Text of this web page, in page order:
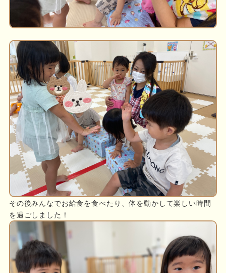
その後みんなでお給食を食べたり、体を動かして楽しい時間
を過ごしました！